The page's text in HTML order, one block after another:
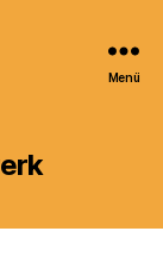
Menü